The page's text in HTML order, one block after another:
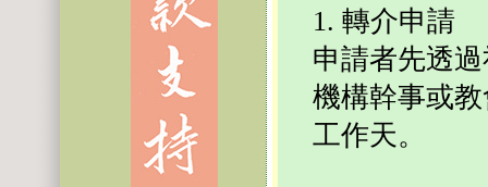
1. 轉介申請
申請者先透
機構幹事或
工作天。